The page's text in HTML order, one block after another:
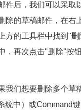
件后，我们可以采取
除的草稿邮件，在右
方的工具栏中找到"删
，再次点击"删除"按
我们想要删除多个草
统中）或Command